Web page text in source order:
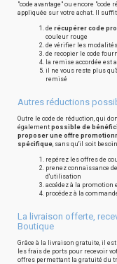
"code avantage" ou encore "code
appliquée sur votre achat. Il
de récupérer code
couleur rouge
de vérifier les
de recopier le code
la remise accordée
il ne vous reste plus
remisé
Autres réductions
Outre le code de réduction, qui
également possible de
proposer une offre
spécifique, sans qu'il soit
repérez les offres de
prenez connaissance
d'utilisation
accédez à la
procédez à la
La livraison offerte,
Boutique
Grâce à la livraison gratuite, il
les frais de ports pour recevoir
offres permettant la gratuité du